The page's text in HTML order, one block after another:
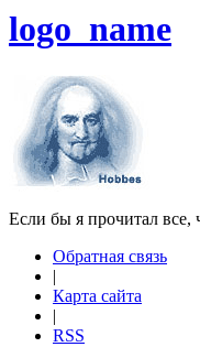
logo_name
Если бы я прочитал все,
Обратная связь
|
Карта сайта
|
RSS